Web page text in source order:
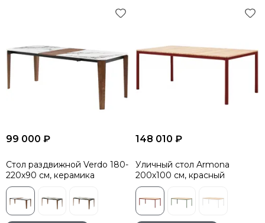
99 000 ₽
Стол раздвижной Verdo 180-
220х90 см, керамика
148 010 ₽
Уличный стол Armona
200х100 см, красный